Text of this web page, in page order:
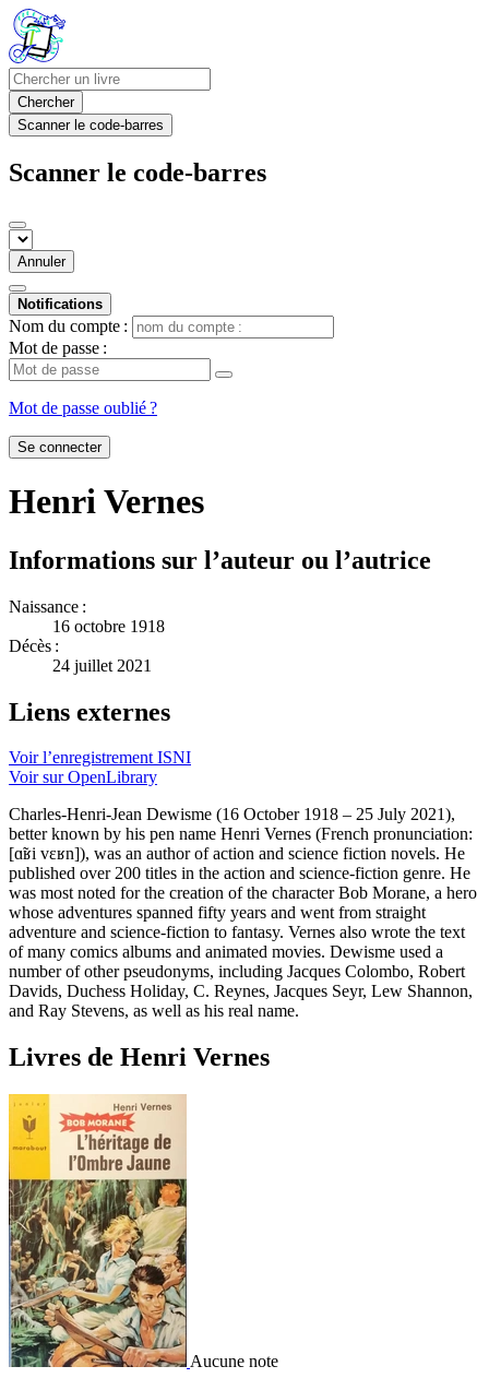
Chercher
Scanner le code-barres
Scanner le code-barres
Annuler
Notifications
Nom du compte :
Mot de passe :
Mot de passe oublié ?
Se connecter
Henri Vernes
Informations sur l’auteur ou l’autrice
Naissance :
16 octobre 1918
Décès :
24 juillet 2021
Liens externes
Voir l’enregistrement ISNI
Voir sur OpenLibrary
Charles-Henri-Jean Dewisme (16 October 1918 – 25 July 2021),
better known by his pen name Henri Vernes (French pronunciation:
[ɑ̃ʁi vɛʁn]), was an author of action and science fiction novels. He
published over 200 titles in the action and science-fiction genre. He
was most noted for the creation of the character Bob Morane, a hero
whose adventures spanned fifty years and went from straight
adventure and science-fiction to fantasy. Vernes also wrote the text
of many comics albums and animated movies. Dewisme used a
number of other pseudonyms, including Jacques Colombo, Robert
Davids, Duchess Holiday, C. Reynes, Jacques Seyr, Lew Shannon,
and Ray Stevens, as well as his real name.
Livres de Henri Vernes
Aucune note